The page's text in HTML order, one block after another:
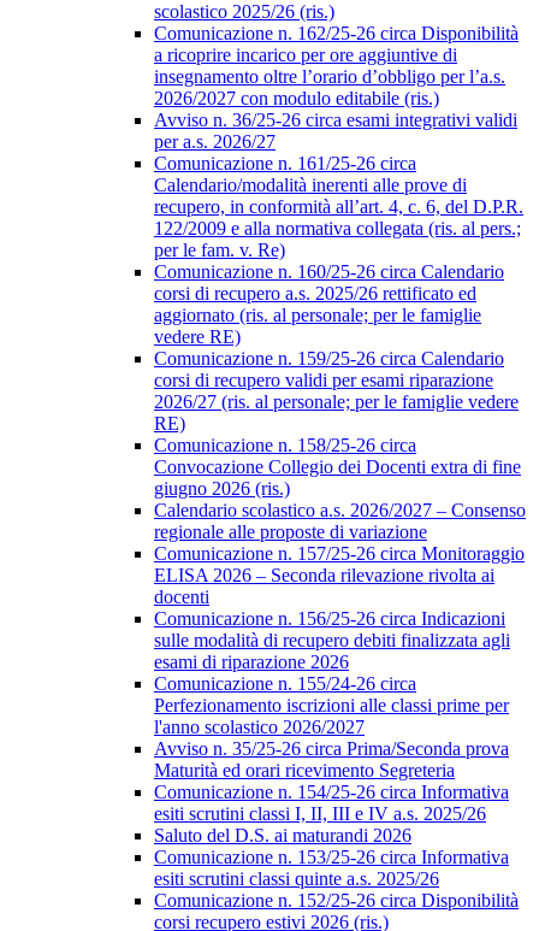
scolastico 2025/26 (ris.)
Comunicazione n. 162/25-26 circa Disponibilità
a ricoprire incarico per ore aggiuntive di
insegnamento oltre l’orario d’obbligo per l’a.s.
2026/2027 con modulo editabile (ris.)
Avviso n. 36/25-26 circa esami integrativi validi
per a.s. 2026/27
Comunicazione n. 161/25-26 circa
Calendario/modalità inerenti alle prove di
recupero, in conformità all’art. 4, c. 6, del D.P.R.
122/2009 e alla normativa collegata (ris. al pers.;
per le fam. v. Re)
Comunicazione n. 160/25-26 circa Calendario
corsi di recupero a.s. 2025/26 rettificato ed
aggiornato (ris. al personale; per le famiglie
vedere RE)
Comunicazione n. 159/25-26 circa Calendario
corsi di recupero validi per esami riparazione
2026/27 (ris. al personale; per le famiglie vedere
RE)
Comunicazione n. 158/25-26 circa
Convocazione Collegio dei Docenti extra di fine
giugno 2026 (ris.)
Calendario scolastico a.s. 2026/2027 – Consenso
regionale alle proposte di variazione
Comunicazione n. 157/25-26 circa Monitoraggio
ELISA 2026 – Seconda rilevazione rivolta ai
docenti
Comunicazione n. 156/25-26 circa Indicazioni
sulle modalità di recupero debiti finalizzata agli
esami di riparazione 2026
Comunicazione n. 155/24-26 circa
Perfezionamento iscrizioni alle classi prime per
l'anno scolastico 2026/2027
Avviso n. 35/25-26 circa Prima/Seconda prova
Maturità ed orari ricevimento Segreteria
Comunicazione n. 154/25-26 circa Informativa
esiti scrutini classi I, II, III e IV a.s. 2025/26
Saluto del D.S. ai maturandi 2026
Comunicazione n. 153/25-26 circa Informativa
esiti scrutini classi quinte a.s. 2025/26
Comunicazione n. 152/25-26 circa Disponibilità
corsi recupero estivi 2026 (ris.)